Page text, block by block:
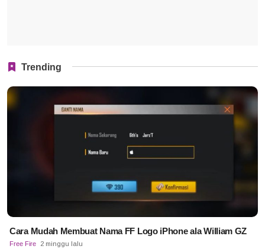
Trending
Cara Mudah Membuat Nama FF Logo iPhone ala William GZ
Free Fire 2 minggu lalu